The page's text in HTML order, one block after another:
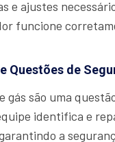
e ajustes
funcione
Questões de
gás são uma
identifica e
a